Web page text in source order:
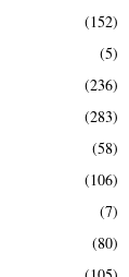
(152)
(5)
(236)
(283)
(58)
(106)
(7)
(80)